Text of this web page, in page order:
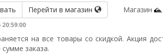
Перейти в магазин Магазин
на все товары со скидкой. Акция
заказа.